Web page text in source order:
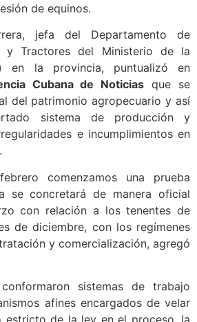
de equinos.
jefa del Departamento de
y Tractores del Ministerio de la
en la provincia, puntualizó en
Cubana de Noticias que se
del patrimonio agropecuario y así
sistema de producción y
e incumplimientos en
comenzamos una prueba
se concretará de manera oficial
con relación a los tenentes de
de diciembre, con los regímenes
y comercialización, agregó
sistemas de trabajo
afines encargados de velar